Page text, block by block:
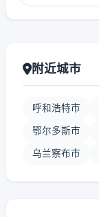
附近城市
呼和浩特市
鄂尔多斯市
乌兰察布市